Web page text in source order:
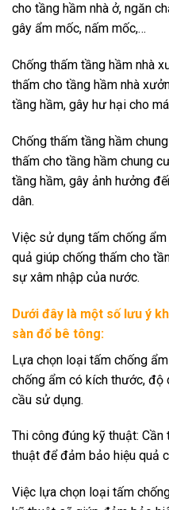
cho tầng hầm nhà ở, ngăn
gây ẩm mốc, nấm mốc,…
Chống thấm tầng hầm nhà
thấm cho tầng hầm nhà
tầng hầm, gây hư hại cho
Chống thấm tầng hầm
thấm cho tầng hầm chung
tầng hầm, gây ảnh hưởng
dân.
Việc sử dụng tấm chống
quả giúp chống thấm cho
sự xâm nhập của nước.
Dưới đây là một số lưu ý
sàn đổ bê tông:
Lựa chọn loại tấm chống
chống ẩm có kích thước, độ
cầu sử dụng.
Thi công đúng kỹ thuật:
thuật để đảm bảo hiệu quả
Việc lựa chọn loại tấm